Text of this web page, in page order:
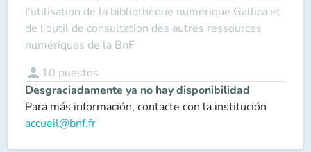
l'utilisation de la bibliothèque numérique Gallica et
de l'outil de consultation des autres ressources
numériques de la BnF
person 10 puestos
Desgraciadamente ya no hay disponibilidad
Para más información, contacte con la institución
accueil@bnf.fr